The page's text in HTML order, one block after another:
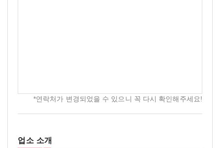
*연락처가 변경되었을 수 있으니 꼭 다시 확인해주세요!
업소 소개